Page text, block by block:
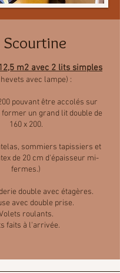
Scourtine
m2 avec 2 lits simples
avec lampe) :
pouvant être accolés sur
un grand lit double de
160 x 200.
sommiers tapissiers et
de 20 cm d'épaisseur mi-
fermes.)
double avec étagères.
avec double prise.
roulants.
faits à l'arrivée.